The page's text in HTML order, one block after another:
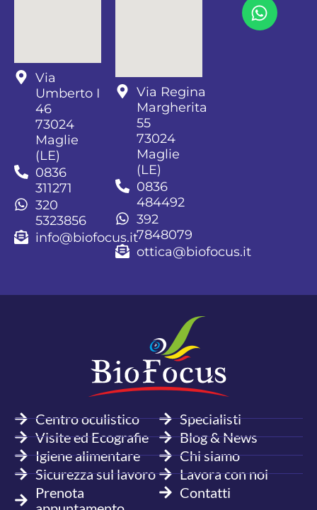
Via
Umberto I
46
73024
Maglie
(LE)
0836
311271
320
5323856
info@biofocus.it
Via Regina
Margherita
55
73024
Maglie
(LE)
0836
484492
392
7848079
ottica@biofocus.it
Centro oculistico
Visite ed Ecografie
Igiene alimentare
Sicurezza sul lavoro
Prenota
Specialisti
Blog & News
Chi siamo
Lavora con noi
Contatti